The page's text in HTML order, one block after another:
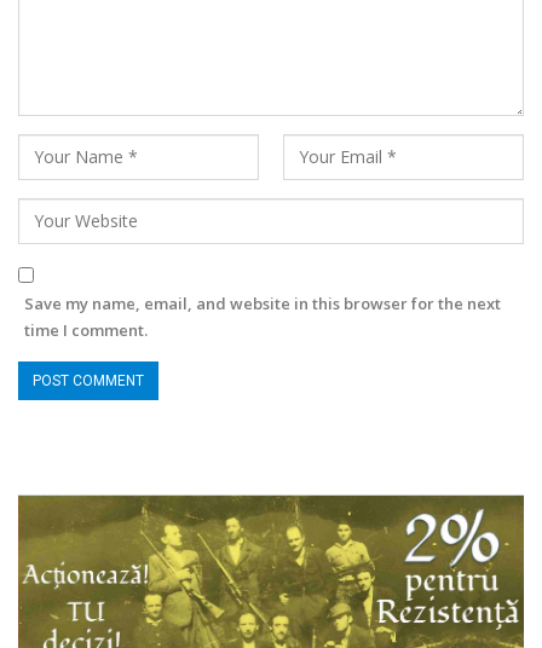
Save my name, email, and website in this browser for the next
time I comment.